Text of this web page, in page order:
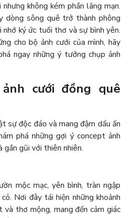
không kém phần lãng mạn.
dòng sông quê trở thành phông
nhớ ký ức tuổi thơ và sự bình yên.
cho bộ ảnh cưới của mình, hãy
ngay những ý tưởng chụp ảnh
cưới đồng quê
sự độc đáo và mang đậm dấu ấn
phá những gợi ý concept ảnh
gần gũi với thiên nhiên.
mộc mạc, yên bình, tràn ngập
Nơi đây tái hiện những khoảnh
và thơ mộng, mang đến cảm giác